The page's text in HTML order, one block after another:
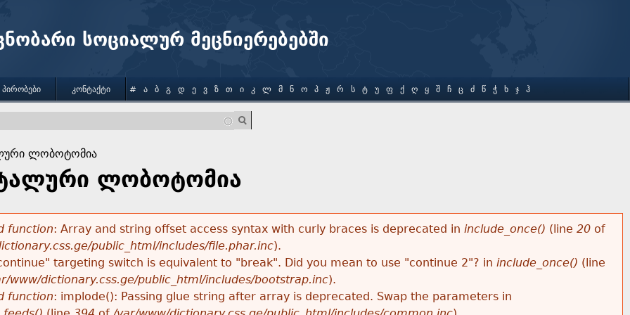
სოციალურ მეცნიერებებში
ლობოტომია
ლობოტომია
function: Array and string offset access syntax with curly braces is deprecated in include_once() (line 20of
public_html/includes/file.phar.inc).
targeting switch is equivalent to "break". Did you mean to use "continue 2"? in include_once() (line
www/dictionary.css.ge/public_html/includes/bootstrap.inc).
function: implode(): Passing glue string after array is deprecated. Swap the parameters in
ᲞᲘᲠᲝᲑᲔᲑᲘ ᲙᲝᲜᲢᲐᲥᲢᲘ # Ა Ბ Გ Დ Ე Ვ Ზ Თ Ი Კ Ლ Მ Ნ Ო Პ Ჟ Რ Ს Ტ Უ Ფ Ქ Ღ Ყ Შ Ჩ Ც Ძ Წ Ჭ Ხ Ჯ Ჰ